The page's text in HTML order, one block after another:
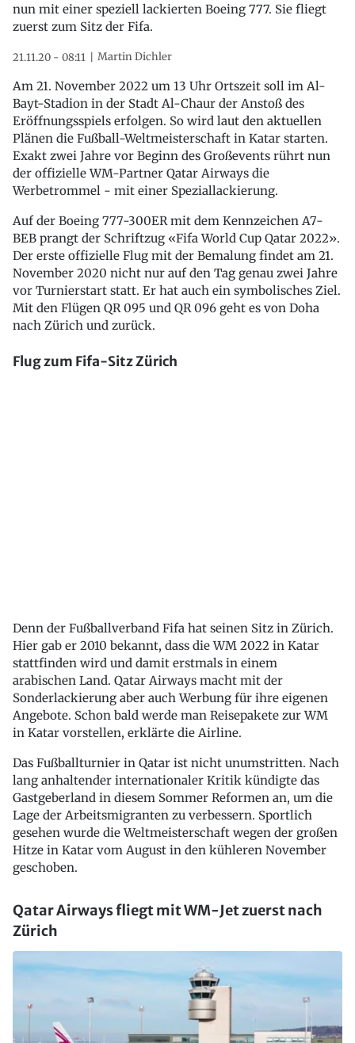
nun mit einer speziell lackierten Boeing 777. Sie fliegt
zuerst zum Sitz der Fifa.
21.11.20 - 08:11 Martin Dichler
Am 21. November 2022 um 13 Uhr Ortszeit soll im Al-
Bayt-Stadion in der Stadt Al-Chaur der Anstoß des
Eröffnungsspiels erfolgen. So wird laut den aktuellen
Plänen die Fußball-Weltmeisterschaft in Katar starten.
Exakt zwei Jahre vor Beginn des Großevents rührt nun
der offizielle WM-Partner Qatar Airways die
Werbetrommel - mit einer Speziallackierung.
Auf der Boeing 777-300ER mit dem Kennzeichen A7-
BEB prangt der Schriftzug «Fifa World Cup Qatar 2022».
Der erste offizielle Flug mit der Bemalung findet am 21.
November 2020 nicht nur auf den Tag genau zwei Jahre
vor Turnierstart statt. Er hat auch ein symbolisches Ziel.
Mit den Flügen QR 095 und QR 096 geht es von Doha
nach Zürich und zurück.
Flug zum Fifa-Sitz Zürich
Denn der Fußballverband Fifa hat seinen Sitz in Zürich.
Hier gab er 2010 bekannt, dass die WM 2022 in Katar
stattfinden wird und damit erstmals in einem
arabischen Land. Qatar Airways macht mit der
Sonderlackierung aber auch Werbung für ihre eigenen
Angebote. Schon bald werde man Reisepakete zur WM
in Katar vorstellen, erklärte die Airline.
Das Fußballturnier in Qatar ist nicht unumstritten. Nach
lang anhaltender internationaler Kritik kündigte das
Gastgeberland in diesem Sommer Reformen an, um die
Lage der Arbeitsmigranten zu verbessern. Sportlich
gesehen wurde die Weltmeisterschaft wegen der großen
Hitze in Katar vom August in den kühleren November
geschoben.
Qatar Airways fliegt mit WM-Jet zuerst nach
Zürich